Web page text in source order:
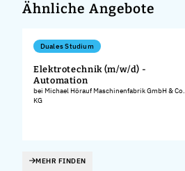
Ähnliche Angebote
Duales Studium
Elektrotechnik (m/w/d) -
Automation
bei Michael Hörauf Maschinenfabrik GmbH & Co.
KG
MEHR FINDEN